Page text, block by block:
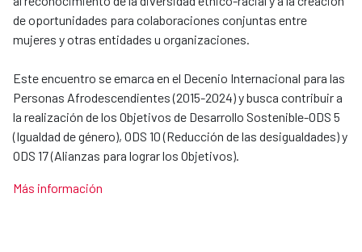
de oportunidades para colaboraciones conjuntas entre
mujeres y otras entidades u organizaciones.
Este encuentro se emarca en el Decenio Internacional para las
Personas Afrodescendientes (2015-2024) y busca contribuir a
la realización de los Objetivos de Desarrollo Sostenible-ODS 5
(Igualdad de género), ODS 10 (Reducción de las desigualdades) y
ODS 17 (Alianzas para lograr los Objetivos).
Más información